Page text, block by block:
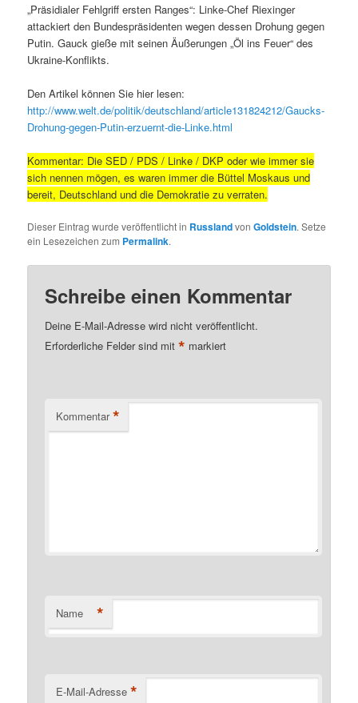
„Präsidialer Fehlgriff ersten Ranges“: Linke-Chef Riexinger
attackiert den Bundespräsidenten wegen dessen Drohung gegen
Putin. Gauck gieße mit seinen Äußerungen „Öl ins Feuer“ des
Ukraine-Konflikts.
Den Artikel können Sie hier lesen:
http://www.welt.de/politik/deutschland/article131824212/Gaucks-
Drohung-gegen-Putin-erzuernt-die-Linke.html
Kommentar: Die SED / PDS / Linke / DKP oder wie immer sie
sich nennen mögen, es waren immer die Büttel Moskaus und
bereit, Deutschland und die Demokratie zu verraten.
Dieser Eintrag wurde veröffentlicht in RusslandvonGoldstein. Setze
ein Lesezeichen zum Permalink.
Schreibe einen Kommentar
Deine E-Mail-Adresse wird nicht veröffentlicht.
Erforderliche Felder sind mit* markiert
Kommentar *
Name *
E-Mail-Adresse *